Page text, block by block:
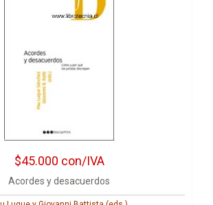
$45.000 con/IVA
Acordes y desacuerdos